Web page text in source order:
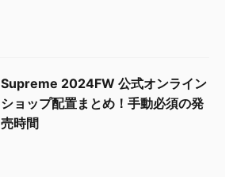
Supreme 2024FW 公式オンライン
ショップ配置まとめ！手動必須の発
売時間